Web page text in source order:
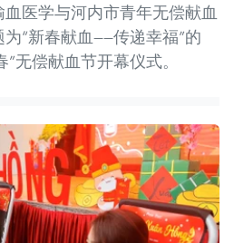
医学与河内市青年无偿献血
“新春献血——传递幸福”的
”无偿献血节开幕仪式。